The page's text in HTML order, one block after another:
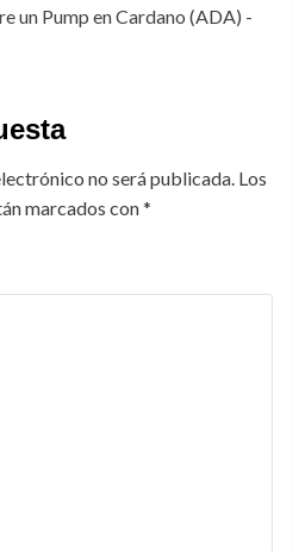
un Pump en Cardano (ADA) -
no será publicada. Los
marcados con*